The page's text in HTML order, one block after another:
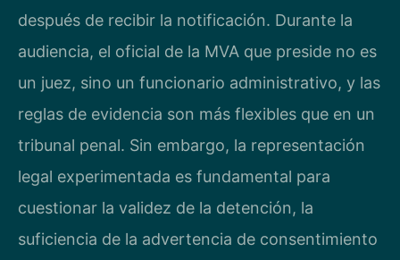
después de recibir la notificación. Durante la
audiencia, el oficial de la MVA que preside no es
un juez, sino un funcionario administrativo, y las
reglas de evidencia son más flexibles que en un
tribunal penal. Sin embargo, la representación
legal experimentada es fundamental para
cuestionar la validez de la detención, la
suficiencia de la advertencia de consentimiento